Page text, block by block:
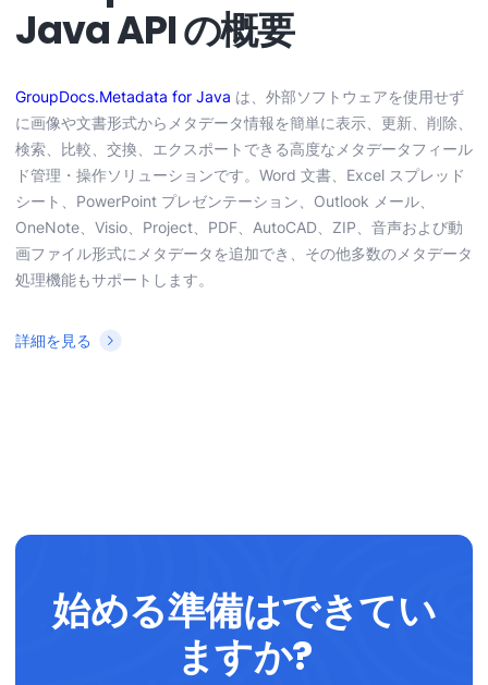
Java API の概要
GroupDocs.Metadata for Java は、外部ソフトウェアを使用せず
に画像や文書形式からメタデータ情報を簡単に表示、更新、削除、
検索、比較、交換、エクスポートできる高度なメタデータフィール
ド管理・操作ソリューションです。Word 文書、Excel スプレッド
シート、PowerPoint プレゼンテーション、Outlook メール、
OneNote、Visio、Project、PDF、AutoCAD、ZIP、音声および動
画ファイル形式にメタデータを追加でき、その他多数のメタデータ
処理機能もサポートします。
詳細を見る
始める準備はできてい
ますか?